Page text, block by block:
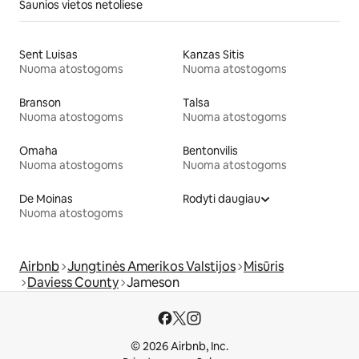
Šaunios vietos netoliese
Sent Luisas
Nuoma atostogoms
Kanzas Sitis
Nuoma atostogoms
Branson
Nuoma atostogoms
Talsa
Nuoma atostogoms
Omaha
Nuoma atostogoms
Bentonvilis
Nuoma atostogoms
De Moinas
Nuoma atostogoms
Rodyti daugiau
Airbnb Jungtinės Amerikos Valstijos Misūris
Daviess County Jameson
© 2026 Airbnb, Inc.